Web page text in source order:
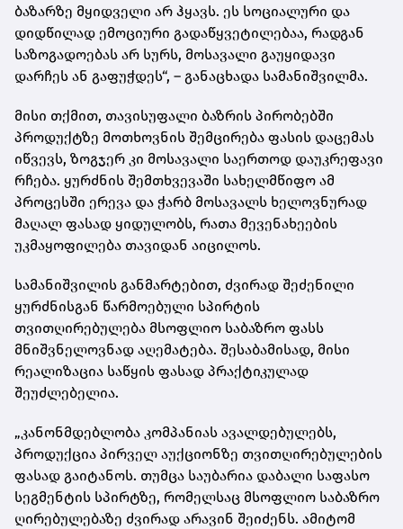
ბაზარზე მყიდველი არ ჰყავს. ეს სოციალური და
დიდწილად ემოციური გადაწყვეტილებაა, რადგან
საზოგადოებას არ სურს, მოსავალი გაუყიდავი
დარჩეს ან გაფუჭდეს“, – განაცხადა სამანიშვილმა.
მისი თქმით, თავისუფალი ბაზრის პირობებში
პროდუქტზე მოთხოვნის შემცირება ფასის დაცემას
იწვევს, ზოგჯერ კი მოსავალი საერთოდ დაუკრეფავი
რჩება. ყურძნის შემთხვევაში სახელმწიფო ამ
პროცესში ერევა და ჭარბ მოსავალს ხელოვნურად
მაღალ ფასად ყიდულობს, რათა მევენახეების
უკმაყოფილება თავიდან აიცილოს.
სამანიშვილის განმარტებით, ძვირად შეძენილი
ყურძნისგან წარმოებული სპირტის
თვითღირებულება მსოფლიო საბაზრო ფასს
მნიშვნელოვნად აღემატება. შესაბამისად, მისი
რეალიზაცია საწყის ფასად პრაქტიკულად
შეუძლებელია.
„კანონმდებლობა კომპანიას ავალდებულებს,
პროდუქცია პირველ აუქციონზე თვითღირებულების
ფასად გაიტანოს. თუმცა საუბარია დაბალი საფასო
სეგმენტის სპირტზე, რომელსაც მსოფლიო საბაზრო
ღირებულებაზე ძვირად არავინ შეიძენს. ამიტომ